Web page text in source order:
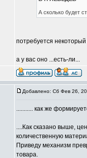
А сколько будет
потребуется
а у вас оно ...есть-ли...
Добавлено: Сб Фев 26,
........... как же
....Как сказано выше,
количественную
Приведу механизм
товара.